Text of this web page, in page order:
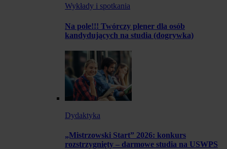
Wykłady i spotkania
Na pole!!! Twórczy plener dla osób
kandydujących na studia (dogrywka)
Dydaktyka
„Mistrzowski Start” 2026: konkurs
rozstrzygnięty – darmowe studia na USWPS